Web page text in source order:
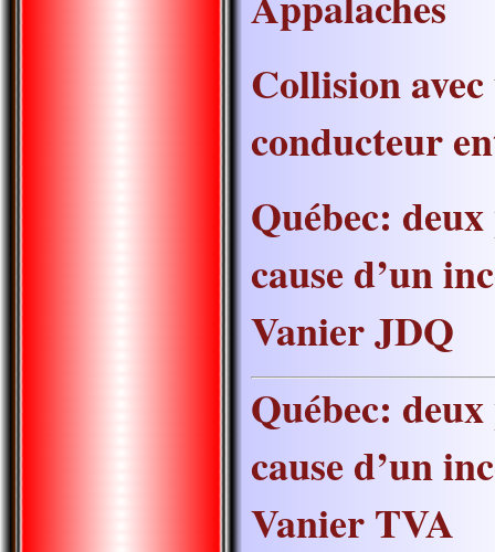
Collision
conducteur
Québec:
cause d’un
Vanier JDQ
Québec:
cause d’un
Vanier TVA